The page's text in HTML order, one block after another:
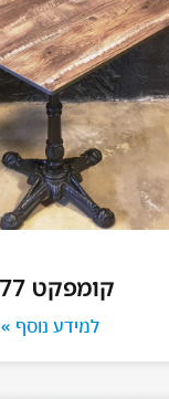
קומפקט 777
למידע נוסף »